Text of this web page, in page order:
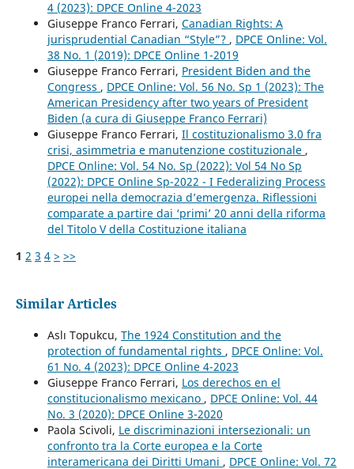
4 (2023): DPCE Online 4-2023
Giuseppe Franco Ferrari, Canadian Rights: A
jurisprudential Canadian “Style”? , DPCE Online: Vol.
38 No. 1 (2019): DPCE Online 1-2019
Giuseppe Franco Ferrari, President Biden and the
Congress , DPCE Online: Vol. 56 No. Sp 1 (2023): The
American Presidency after two years of President
Biden (a cura di Giuseppe Franco Ferrari)
Giuseppe Franco Ferrari, Il costituzionalismo 3.0 fra
crisi, asimmetria e manutenzione costituzionale ,
DPCE Online: Vol. 54 No. Sp (2022): Vol 54 No Sp
(2022): DPCE Online Sp-2022 - I Federalizing Process
europei nella democrazia d’emergenza. Riflessioni
comparate a partire dai ‘primi’ 20 anni della riforma
del Titolo V della Costituzione italiana
1 2 3 4 > >>
Similar Articles
Aslı Topukcu, The 1924 Constitution and the
protection of fundamental rights , DPCE Online: Vol.
61 No. 4 (2023): DPCE Online 4-2023
Giuseppe Franco Ferrari, Los derechos en el
constitucionalismo mexicano , DPCE Online: Vol. 44
No. 3 (2020): DPCE Online 3-2020
Paola Scivoli, Le discriminazioni intersezionali: un
confronto tra la Corte europea e la Corte
interamericana dei Diritti Umani , DPCE Online: Vol. 72